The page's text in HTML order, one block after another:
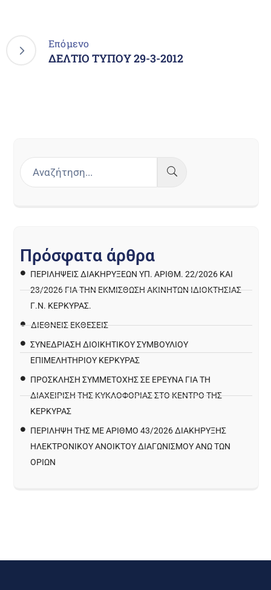
Επόμενο
ΔΕΛΤΙΟ ΤΥΠΟΥ 29-3-2012
Πρόσφατα άρθρα
ΠΕΡΙΛΉΨΕΙΣ ΔΙΑΚΗΡΎΞΕΩΝ ΥΠ. ΑΡΙΘΜ. 22/2026 ΚΑΙ
23/2026 ΓΙΑ ΤΗΝ ΕΚΜΊΣΘΩΣΗ ΑΚΙΝΉΤΩΝ ΙΔΙΟΚΤΗΣΊΑΣ
Γ.Ν. ΚΈΡΚΥΡΑΣ.
ΔΙΕΘΝΕΙΣ ΕΚΘΕΣΕΙΣ
ΣΥΝΕΔΡΙΑΣΗ ΔΙΟΙΚΗΤΙΚΟΥ ΣΥΜΒΟΥΛΙΟΥ
ΕΠΙΜΕΛΗΤΗΡΙΟΥ ΚΕΡΚΥΡΑΣ
ΠΡΌΣΚΛΗΣΗ ΣΥΜΜΕΤΟΧΉΣ ΣΕ ΈΡΕΥΝΑ ΓΙΑ ΤΗ
ΔΙΑΧΕΊΡΙΣΗ ΤΗΣ ΚΥΚΛΟΦΟΡΊΑΣ ΣΤΟ ΚΈΝΤΡΟ ΤΗΣ
ΚΈΡΚΥΡΑΣ
ΠΕΡΙΛΗΨΗ ΤΗΣ ΜΕ ΑΡΙΘΜΟ 43/2026 ΔΙΑΚΗΡΥΞΗΣ
ΗΛΕΚΤΡΟΝΙΚΟΥ ΑΝΟΙΚΤΟΥ ΔΙΑΓΩΝΙΣΜΟΥ ΑΝΩ ΤΩΝ
ΟΡΙΩΝ